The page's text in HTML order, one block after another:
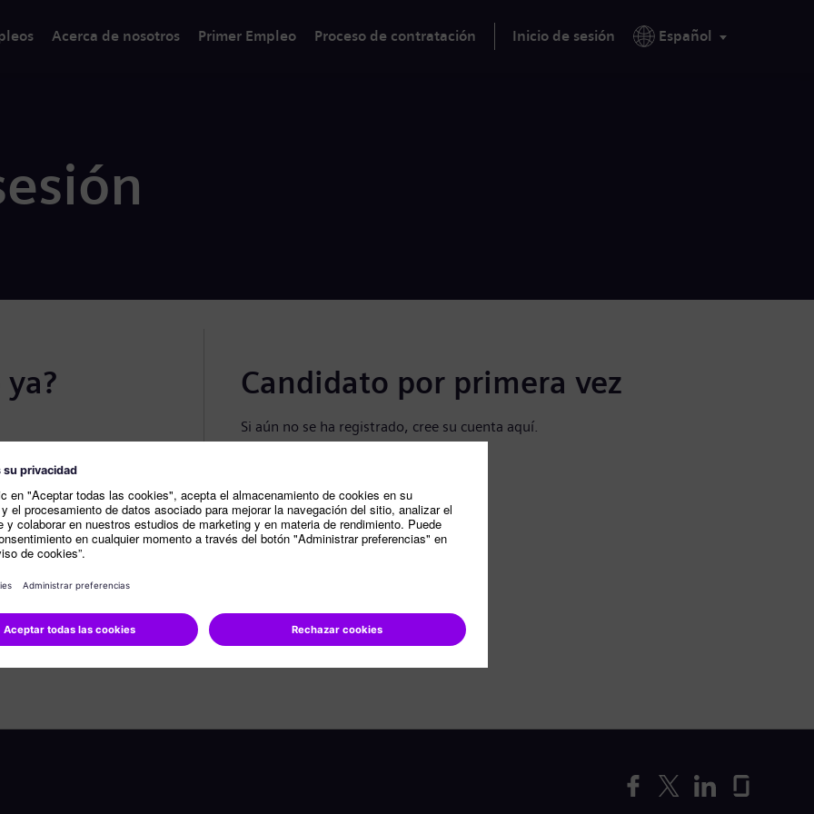
Acerca de nosotros Primer Empleo Proceso de contratación Inicio de sesión Español
Candidato por primera vez
Si aún no se ha registrado, cree su cuenta aquí.